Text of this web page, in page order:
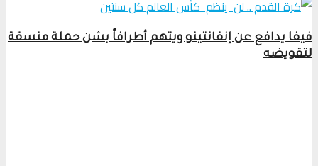
فيفا يدافع عن إنفانتينو ويتهم أطرافاً بشن حملة منسقة
لتقويضه